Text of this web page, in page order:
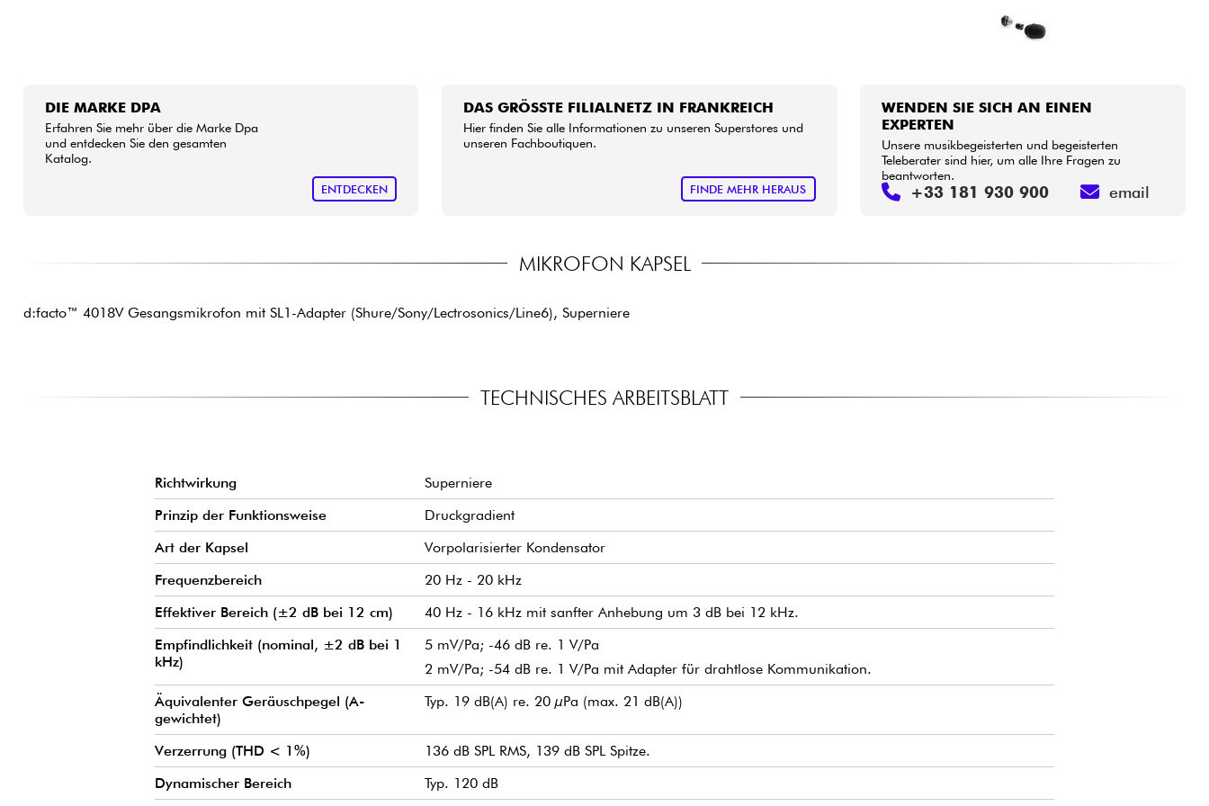
DIE MARKE DPA
Erfahren Sie mehr über die Marke Dpa
und entdecken Sie den gesamten
Katalog.
ENTDECKEN
DAS GRÖSSTE FILIALNETZ IN FRANKREICH
Hier finden Sie alle Informationen zu unseren Superstores und
unseren Fachboutiquen.
FINDE MEHR HERAUS
WENDEN SIE SICH AN EINEN
EXPERTEN
Unsere musikbegeisterten und begeisterten
Teleberater sind hier, um alle Ihre Fragen zu
beantworten.
+33 181 930 900 email
MIKROFON KAPSEL
d:facto™ 4018V Gesangsmikrofon mit SL1-Adapter (Shure/Sony/Lectrosonics/Line6), Superniere
TECHNISCHES ARBEITSBLATT
Richtwirkung
Superniere
Prinzip der Funktionsweise
Druckgradient
Art der Kapsel
Vorpolarisierter Kondensator
Frequenzbereich
20 Hz - 20 kHz
Effektiver Bereich (±2 dB bei 12 cm)
40 Hz - 16 kHz mit sanfter Anhebung um 3 dB bei 12 kHz.
Empfindlichkeit (nominal, ±2 dB bei 1
kHz)
5 mV/Pa; -46 dB re. 1 V/Pa
2 mV/Pa; -54 dB re. 1 V/Pa mit Adapter für drahtlose Kommunikation.
Äquivalenter Geräuschpegel (A-
gewichtet)
Typ. 19 dB(A) re. 20 µPa (max. 21 dB(A))
Verzerrung (THD < 1%)
136 dB SPL RMS, 139 dB SPL Spitze.
Dynamischer Bereich
Typ. 120 dB